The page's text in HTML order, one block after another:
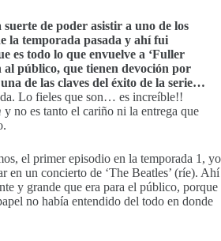
de poder asistir a uno de los
la temporada pasada y ahí fui
es todo lo que envuelve a ‘Fuller
al público, que tienen devoción por
una de las claves del éxito de la serie…
Lo fieles que son… es increíble!!
y no es tanto el cariño ni la entrega que
el primer episodio en la temporada 1, yo
en un concierto de ‘The Beatles’ (ríe). Ahí
y grande que era para el público, porque
no había entendido del todo en donde